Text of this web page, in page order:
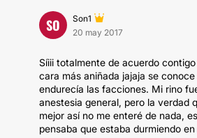
SO
Son1
20 may 2017
Síiii totalmente de acuerdo
cara más aniñada jajaja se
endurecía las facciones. Mi rino
anestesia general, pero la verdad
mejor así no me enteré de nada,
pensaba que estaba durmiendo